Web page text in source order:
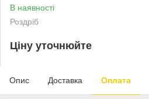
В наявності
Роздріб
Ціну уточнюйте
Опис Доставка Оплата